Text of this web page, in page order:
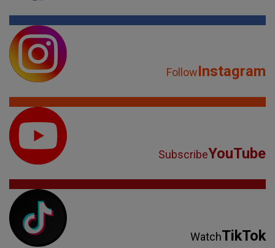
FollowInstagram
SubscribeYouTube
WatchTikTok